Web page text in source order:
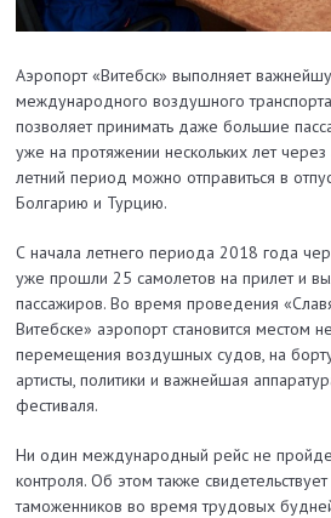
Аэропорт «Витебск» выполняет
международного воздушного
позволяет принимать даже большие
уже на протяжении нескольких лет
летний период можно отправиться в
Болгарию и Турцию.
С начала летнего периода 2018 года
уже прошли 25 самолетов на прилет и
пассажиров. Во время проведения
Витебске» аэропорт становится местом
перемещения воздушных судов, на
артисты, политики и важнейшая
фестиваля.
Ни один международный рейс не
контроля. Об этом также
таможенников во время трудовых